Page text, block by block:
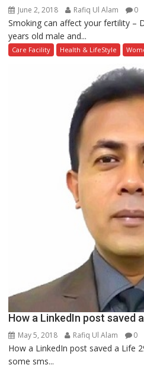
June 2, 2018 Rafiq Ul Alam 0
Smoking can affect your fertility –
years old male and...
Care Facility Health & LifeStyle
How a LinkedIn post saved
May 5, 2018 Rafiq Ul Alam 0
How a LinkedIn post saved a Life
some sms...